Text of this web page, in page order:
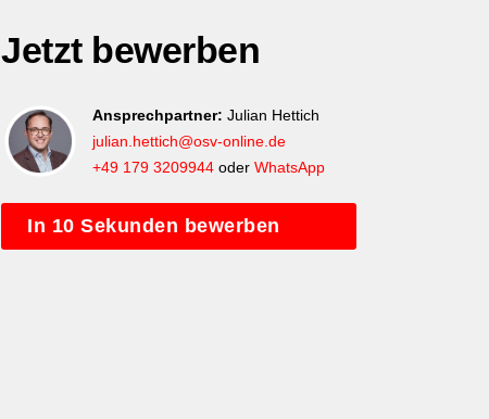
Jetzt bewerben
Ansprechpartner:Julian Hettich
julian.hettich@osv-online.de
+49 179 3209944 oderWhatsApp
In 10 Sekunden bewerben